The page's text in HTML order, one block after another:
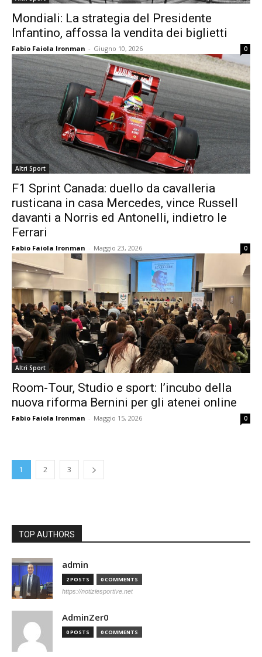
Mondiali: La strategia del Presidente
Infantino, affossa la vendita dei biglietti
Fabio Faiola Ironman - Giugno 10, 2026 0
Altri Sport
F1 Sprint Canada: duello da cavalleria
rusticana in casa Mercedes, vince Russell
davanti a Norris ed Antonelli, indietro le
Ferrari
Fabio Faiola Ironman - Maggio 23, 2026 0
Altri Sport
Room-Tour, Studio e sport: l’incubo della
nuova riforma Bernini per gli atenei online
Fabio Faiola Ironman - Maggio 15, 2026 0
1 2 3
TOP AUTHORS
admin
2 POSTS 0 COMMENTS
https://notiziesportive.net
AdminZer0
0 POSTS 0 COMMENTS